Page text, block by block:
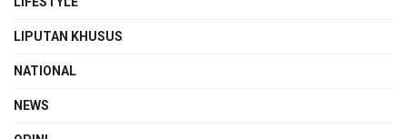
LIPUTAN KHUSUS
NATIONAL
NEWS